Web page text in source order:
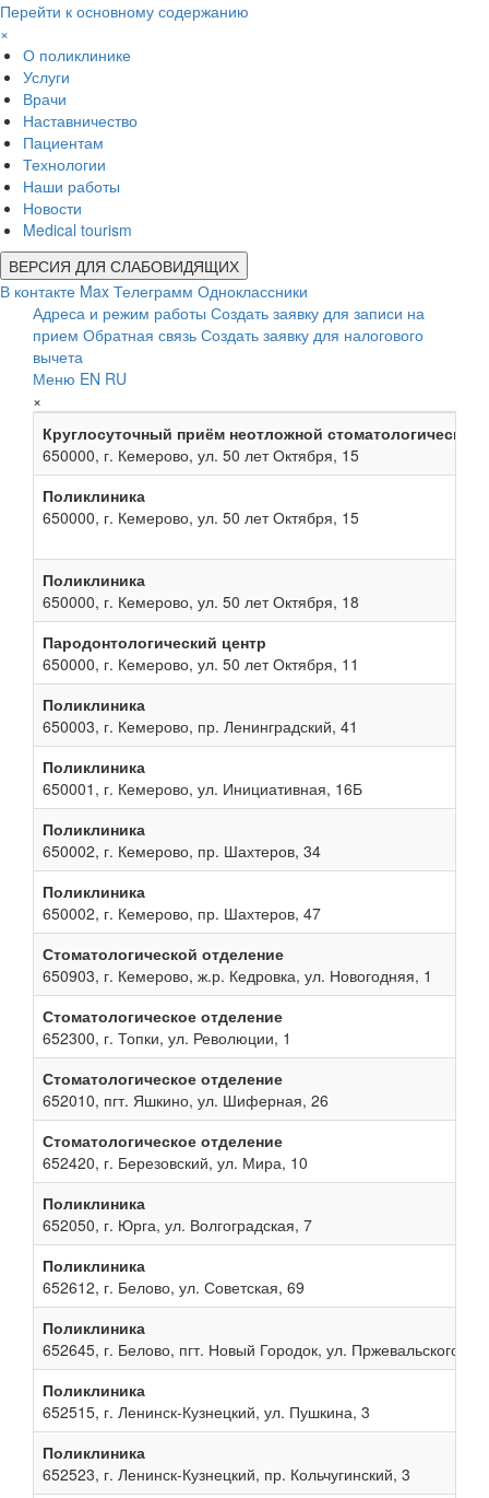
Перейти к основному содержанию
×
О поликлинике
Услуги
Врачи
Наставничество
Пациентам
Технологии
Наши работы
Новости
Medical tourism
ВЕРСИЯ ДЛЯ СЛАБОВИДЯЩИХ
В контакте Max Телеграмм Одноклассники
Адреса и режим работы Создать заявку для записи на
прием Обратная связь Создать заявку для налогового
вычета
Меню EN RU
×
Круглосуточный приём неотложной
650000, г. Кемерово, ул. 50 лет Октября, 15
Поликлиника
650000, г. Кемерово, ул. 50 лет Октября, 15
Поликлиника
650000, г. Кемерово, ул. 50 лет Октября, 18
Пародонтологический центр
650000, г. Кемерово, ул. 50 лет Октября, 11
Поликлиника
650003, г. Кемерово, пр. Ленинградский, 41
Поликлиника
650001, г. Кемерово, ул. Инициативная, 16Б
Поликлиника
650002, г. Кемерово, пр. Шахтеров, 34
Поликлиника
650002, г. Кемерово, пр. Шахтеров, 47
Стоматологической отделение
650903, г. Кемерово, ж.р. Кедровка, ул. Новогодняя, 1
Стоматологическое отделение
652300, г. Топки, ул. Революции, 1
Стоматологическое отделение
652010, пгт. Яшкино, ул. Шиферная, 26
Стоматологическое отделение
652420, г. Березовский, ул. Мира, 10
Поликлиника
652050, г. Юрга, ул. Волгоградская, 7
Поликлиника
652612, г. Белово, ул. Советская, 69
Поликлиника
652645, г. Белово, пгт. Новый Городок, ул. Пржевальского, 13
Поликлиника
652515, г. Ленинск-Кузнецкий, ул. Пушкина, 3
Поликлиника
652523, г. Ленинск-Кузнецкий, пр. Кольчугинский, 3